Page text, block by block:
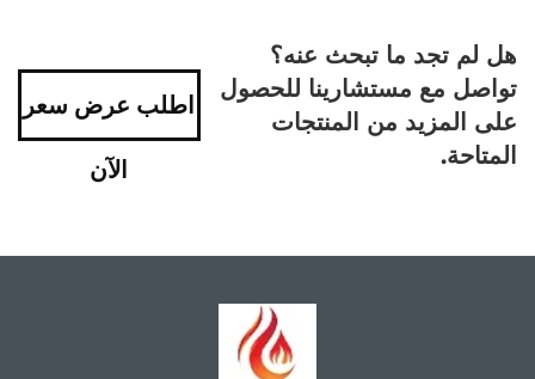
هل لم تجد ما تبحث عنه؟
تواصل مع مستشارينا للحصول
على المزيد من المنتجات
المتاحة.
اطلب عرض سعر
الآن